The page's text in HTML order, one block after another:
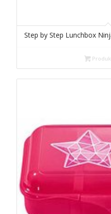
Step by Step Lunchbox